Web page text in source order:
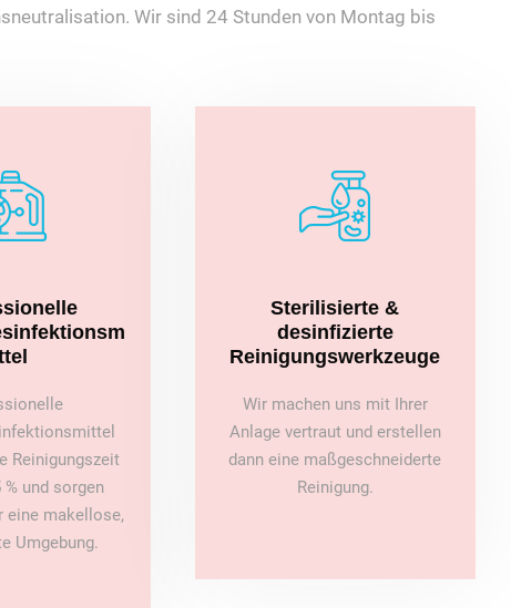
Wir sind 24 Stunden von Montag bis
Reinigungszeit
und sorgen
eine makellose,
Umgebung.
Sterilisierte &
desinfizierte
Reinigungswerkzeuge
Wir machen uns mit Ihrer
Anlage vertraut und erstellen
dann eine maßgeschneiderte
Reinigung.